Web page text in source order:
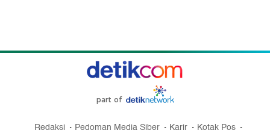
part of
Redaksi Pedoman Media Siber Karir
Kotak Pos